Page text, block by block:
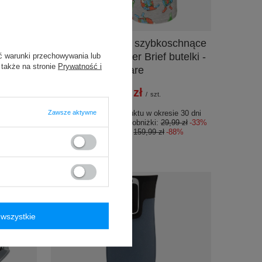
Bokserki męskie szybkoschnące
SAXX VIBE Boxer Brief butelki -
szare
19,99 zł / szt.
Najniższa cena produktu w okresie 30 dni
przed wprowadzeniem obniżki:29,99 zł -33%
Cena regularna:159,99 zł -88%
warunki przechowywania lub
na stronie Prywatność i
Zawsze aktywne